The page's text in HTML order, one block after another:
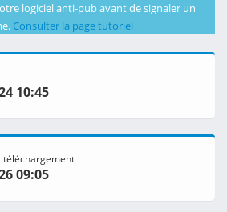
logiciel anti-pub avant de signaler un
Consulter la page tutoriel
10:45
téléchargement
09:05